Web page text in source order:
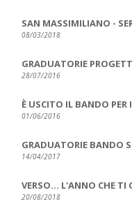
SAN MASSIMILIANO -
08/03/2018
GRADUATORIE
28/07/2016
È USCITO IL BANDO PER
01/06/2016
GRADUATORIE BANDO
14/04/2017
VERSO... L'ANNO CHE TI
20/08/2018